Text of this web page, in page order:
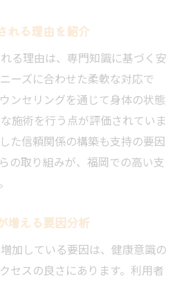
が整骨院を支持する理由
い毎日の健康管理をサポート
が整骨院を利用する利点
性が春町で評価される理由
ケアが春町で注目される背景
と春町での選び方
特徴を比較し選ぶ方法
と整体院の選び方を解説
の効果と春町での見極め方
れる理由を紹介
る理由は、専門知識に基づく安
ーズに合わせた柔軟な対応で
ンセリングを通じて身体の状態
施術を行う点が評価されていま
た信頼関係の構築も支持の要因
の取り組みが、福岡での高い支
増える要因分析
加している要因は、健康意識の
セスの良さにあります。利用者